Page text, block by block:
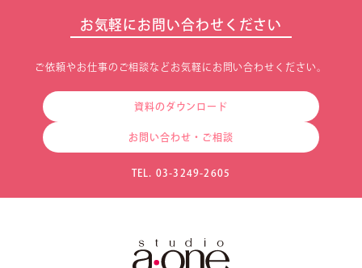
お気軽にお問い合わせください
ご依頼やお仕事のご相談などお気軽にお問い合わせください。
資料のダウンロード
お問い合わせ・ご相談
TEL. 03-3249-2605